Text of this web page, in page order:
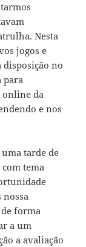
Nesta
jogos e
no
para
online da
e nos
tarde de
tema
forma
a um
a avaliação